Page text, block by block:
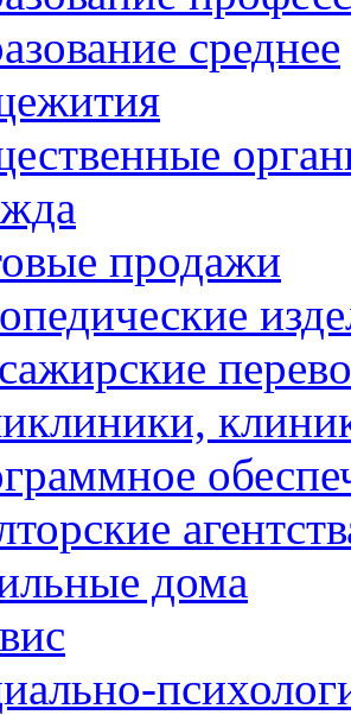
среднее
продажи
дома